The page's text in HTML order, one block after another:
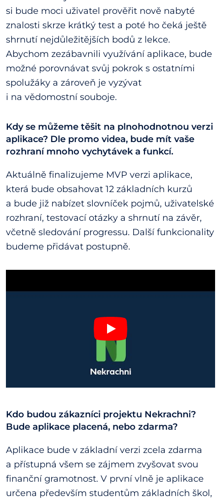
si bude moci uživatel prověřit nově nabyté
znalosti skrze krátký test a poté ho čeká ještě
shrnutí nejdůležitějších bodů z lekce.
Abychom zezábavnili využívání aplikace, bude
možné porovnávat svůj pokrok s ostatními
spolužáky a zároveň je vyzývat
i na vědomostní souboje.
Kdy se můžeme těšit na plnohodnotnou verzi
aplikace? Dle promo videa, bude mít vaše
rozhraní mnoho vychytávek a funkcí.
Aktuálně finalizujeme MVP verzi aplikace,
která bude obsahovat 12 základních kurzů
a bude již nabízet slovníček pojmů, uživatelské
rozhraní, testovací otázky a shrnutí na závěr,
včetně sledování progressu. Další funkcionality
budeme přidávat postupně.
Kdo budou zákazníci projektu Nekrachni?
Bude aplikace placená, nebo zdarma?
Aplikace bude v základní verzi zcela zdarma
a přístupná všem se zájmem zvyšovat svou
finanční gramotnost. V první vlně je aplikace
určena především studentům základních škol,